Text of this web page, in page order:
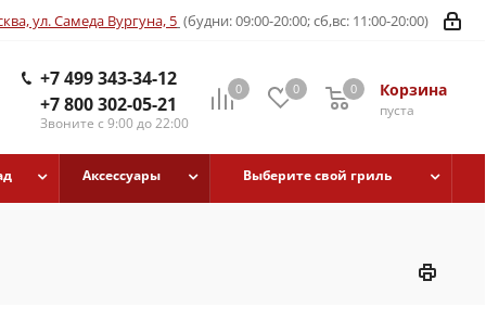
ул. Самеда Вургуна, 5 (будни: 09:00-20:00; сб,вс: 11:00-20:00)
+7 499 343-34-12
+7 800 302-05-21
Звоните с 9:00 до 22:00
0 0 Корзина
пуста
0
Аксессуары Выберите свой гриль